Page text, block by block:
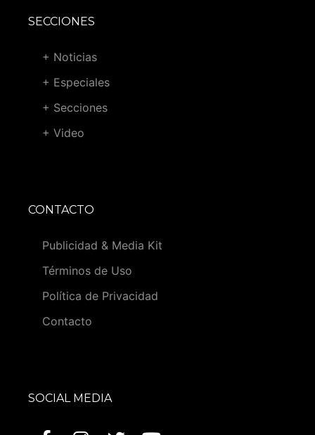
SECCIONES
+ Noticias
+ Especiales
+ Secciones
+ Video
CONTACTO
Publicidad & Media Kit
Términos de Uso
Política de Privacidad
Contacto
SOCIAL MEDIA